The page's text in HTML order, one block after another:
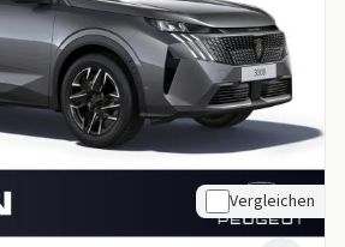
Vergleichen